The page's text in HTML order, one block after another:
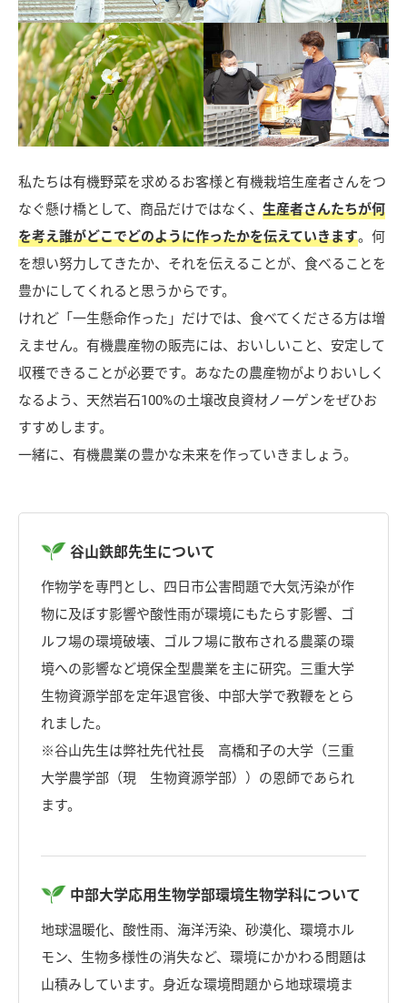
私たちは有機野菜を求めるお客様と有機栽培生産者さんをつ
なぐ懸け橋として、商品だけではなく、 生産者さんたちが何
を考え誰がどこでどのように作ったかを伝えていきます。何
を想い努力してきたか、それを伝えることが、食べることを
豊かにしてくれると思うからです。
けれど「一生懸命作った」だけでは、食べてくださる方は増
えません。有機農産物の販売には、おいしいこと、安定して
収穫できることが必要です。あなたの農産物がよりおいしく
なるよう、天然岩石100%の土壌改良資材ノーゲンをぜひお
すすめします。
一緒に、有機農業の豊かな未来を作っていきましょう。
谷山鉄郎先生について
作物学を専門とし、四日市公害問題で大気汚染が作
物に及ぼす影響や酸性雨が環境にもたらす影響、ゴ
ルフ場の環境破壊、ゴルフ場に散布される農薬の環
境への影響など境保全型農業を主に研究。三重大学
生物資源学部を定年退官後、中部大学で教鞭をとら
れました。
※谷山先生は弊社先代社長 高橋和子の大学（三重
大学農学部（現 生物資源学部））の恩師であられ
ます。
中部大学応用生物学部環境生物学科について
地球温暖化、酸性雨、海洋汚染、砂漠化、環境ホル
モン、生物多様性の消失など、環境にかかわる問題は
山積みしています。身近な環境問題から地球環境ま